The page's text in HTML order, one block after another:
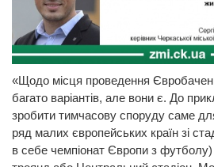
«Щодо місця проведення
багато варіантів, але вони є. До
зробити тимчасову споруду саме
ряд малих європейських країн зі
в себе чемпіонат Європи з